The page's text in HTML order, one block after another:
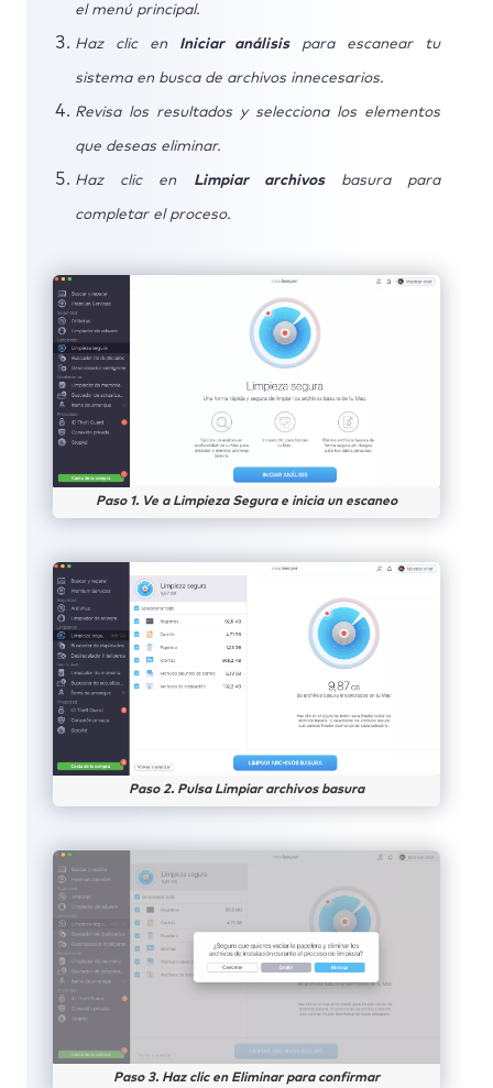
el menú principal.
Haz clic en Iniciar análisispara escanear tu
sistema en busca de archivos innecesarios.
Revisa los resultados y selecciona los elementos
que deseas eliminar.
Haz clic en Limpiar archivosbasura para
completar el proceso.
Paso 1. Ve a Limpieza Segura e inicia un escaneo
Paso 2. Pulsa Limpiar archivos basura
Paso 3. Haz clic en Eliminar para confirmar